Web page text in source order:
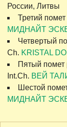
России, Литвы
Третий
МИДНАЙТ
Четвертый
Ch. KRISTAL
Пятый помет
Int.Ch. ВЕЙ
Шестой
МИДНАЙТ